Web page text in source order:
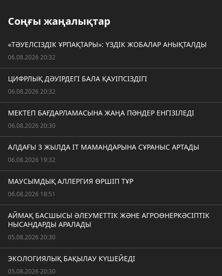
Соңғы жаңалықтар
«ТӘУЕЛСІЗДІК ҰРПАҚТАРЫ»: ҮЗДІК ЖОБАЛАР АНЫҚТАЛДЫ
06.08.2026 20:32
ЦИФРЛЫҚ ДӘУІРДЕГІ БАЛА ҚАУІПСІЗДІГІ
06.08.2026 20:32
МЕКТЕП БАҒДАРЛАМАСЫНА ЖАҢА ПӘНДЕР ЕНГІЗІЛЕДІ
06.08.2026 20:30
АЛДАҒЫ 3 ЖЫЛДА IT МАМАНДАРЫНА СҰРАНЫС АРТАДЫ
06.08.2026 19:32
МАУСЫМДЫҚ АЛЛЕРГИЯ ӨРШІП ТҰР
06.08.2026 18:51
АЙМАҚ БАСШЫСЫ ӘЛЕУМЕТТІК ЖӘНЕ АГРОӨНЕРКӘСІПТІК
НЫСАНДАРДЫ АРАЛАДЫ
05.08.2026 20:30
ЭКОЛОГИЯЛЫҚ БАҚЫЛАУ КҮШЕЙЕДІ
05.08.2026 20:30